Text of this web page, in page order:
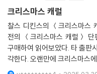
크리스마스 캐럴
찰스 디킨스의 ＜크리스마스
전의 ＜크리스마스 캐럴＞ 단
구매하여 읽어보았다. 타 출판
각한다. 오랜만에 크리스마스